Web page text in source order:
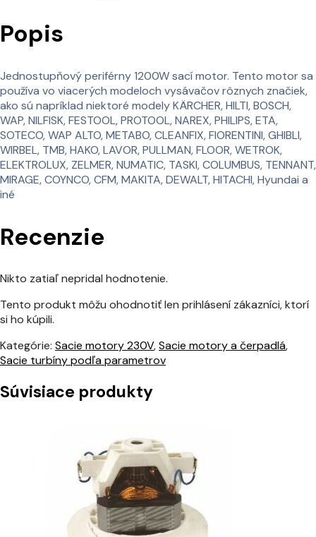
Popis
Jednostupňový periférny 1200W sací motor. Tento motor sa
používa vo viacerých modeloch vysávačov rôznych značiek,
ako sú napríklad niektoré modely KÄRCHER, HILTI, BOSCH,
WAP, NILFISK, FESTOOL, PROTOOL, NAREX, PHILIPS, ETA,
SOTECO, WAP ALTO, METABO, CLEANFIX, FIORENTINI, GHIBLI,
WIRBEL, TMB, HAKO, LAVOR, PULLMAN, FLOOR, WETROK,
ELEKTROLUX, ZELMER, NUMATIC, TASKI, COLUMBUS, TENNANT,
MIRAGE, COYNCO, CFM, MAKITA, DEWALT, HITACHI, Hyundai a
iné
Recenzie
Nikto zatiaľ nepridal hodnotenie.
Tento produkt môžu ohodnotiť len prihlásení zákazníci, ktorí
si ho kúpili.
Kategórie: Sacie motory 230V,Sacie motory a čerpadlá,
Sacie turbíny podľa parametrov
Súvisiace produkty